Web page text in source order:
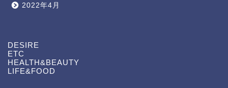
2022年4月
DESIRE
ETC
HEALTH&BEAUTY
LIFE&FOOD